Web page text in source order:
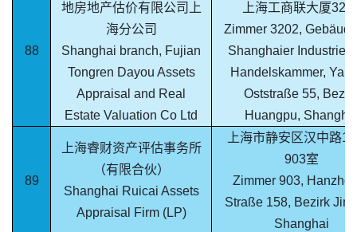
88
地房地产估价有限公司上
海分公司
Shanghai branch, Fujian
Tongren Dayou Assets
Appraisal and Real
Estate Valuation Co Ltd
上海工商联大厦
Zimmer 3202,
Shanghaier Industrie-
Handelskammer,
Oststraße 55,
Huangpu,
89
上海睿财资产评估事务所
（有限合伙）
Shanghai Ruicai Assets
Appraisal Firm (LP)
上海市静安区汉中路
903室
Zimmer 903,
Straße 158, Bezirk
Shanghai